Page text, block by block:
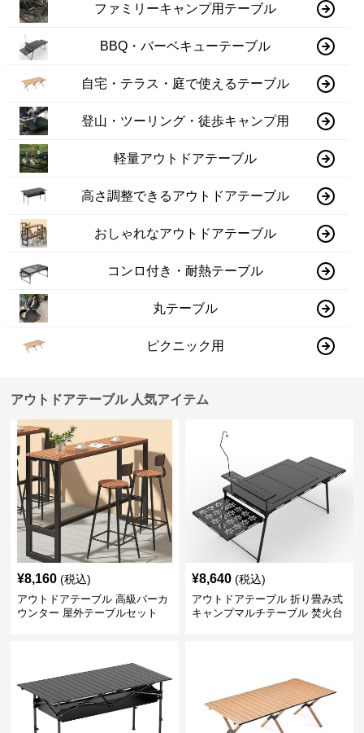
ファミリーキャンプ用テーブル
BBQ・バーベキューテーブル
自宅・テラス・庭で使えるテーブル
登山・ツーリング・徒歩キャンプ用
軽量アウトドアテーブル
高さ調整できるアウトドアテーブル
おしゃれなアウトドアテーブル
コンロ付き・耐熱テーブル
丸テーブル
ピクニック用
アウトドアテーブル 人気アイテム
¥8,160 (税込)
アウトドアテーブル 高級バーカ
ウンター 屋外テーブルセット
¥8,640 (税込)
アウトドアテーブル 折り畳み式
キャンプマルチテーブル 焚火台